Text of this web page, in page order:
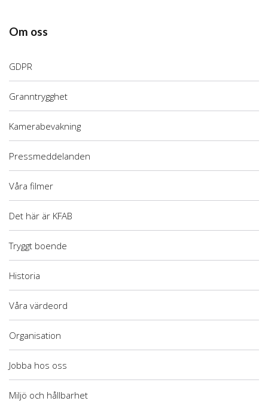
Om oss
GDPR
Granntrygghet
Kamerabevakning
Pressmeddelanden
Våra filmer
Det här är KFAB
Tryggt boende
Historia
Våra värdeord
Organisation
Jobba hos oss
Miljö och hållbarhet